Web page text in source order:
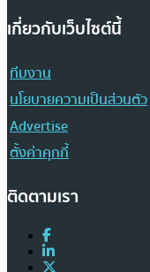
เกี่ยวกับเว็บไซต์นี้
ทีมงาน
นโยบายความเป็นส่วนตัว
Advertise
ตั้งค่าคุกกี้
ติดตามเรา